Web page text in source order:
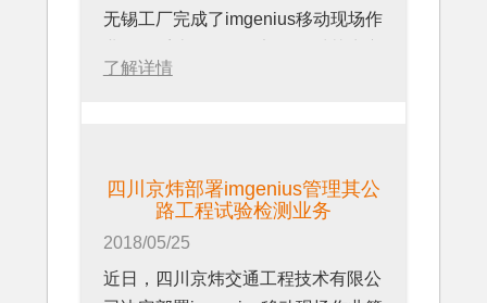
无锡工厂完成了imgenius移动现场作
工艺进行管理，增强现场的执行力和
了解详情
四川京炜部署imgenius管理其公
路工程试验检测业务
2018/05/25
近日，四川京炜交通工程技术有限公